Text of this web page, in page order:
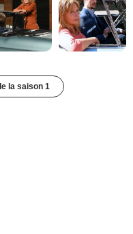
la saison 1